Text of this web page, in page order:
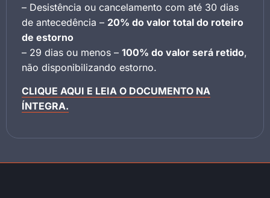
– Desistência ou cancelamento com até 30 dias
de antecedência – 20% do valor total do roteiro
de estorno
– 29 dias ou menos – 100% do valor será retido,
não disponibilizando estorno.
CLIQUE AQUI E LEIA O DOCUMENTO NA
ÍNTEGRA.